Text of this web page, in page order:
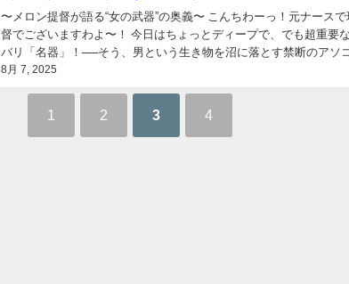
8月 7, 2025
〜メロン提督が語る“女の武器”の奥義〜 こんちわーっ！元ナース
督でございますわよ〜！ 今日はちょっとディープで、でも超重要
バリ「名器」！──そう、男という生き物を沼に落とす禁断のアソ
なた、自分の“そこ”、どう思ってる？「普通かな……...
1 2 3 4